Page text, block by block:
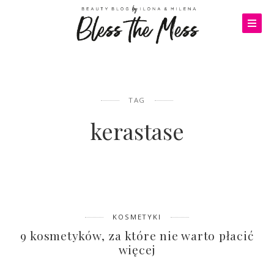
TAG
kerastase
KOSMETYKI
9 kosmetyków, za które nie warto płacić
więcej